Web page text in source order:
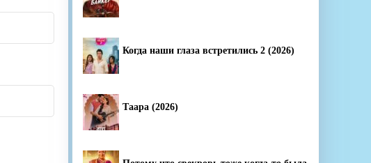
Когда наши глаза встретились 2 (2026)
Таара (2026)